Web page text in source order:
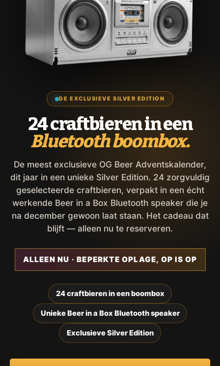
DE EXCLUSIEVE SILVER EDITION
24 craftbieren in een
Bluetooth boombox.
De meest exclusieve OG Beer Adventskalender,
dit jaar in een unieke Silver Edition. 24 zorgvuldig
geselecteerde craftbieren, verpakt in een écht
werkende Beer in a Box Bluetooth speaker die je
na december gewoon laat staan. Het cadeau dat
blijft — alleen nu te reserveren.
ALLEEN NU · BEPERKTE OPLAGE, OP IS OP
24 craftbieren in een boombox
Unieke Beer in a Box Bluetooth speaker
Exclusieve Silver Edition